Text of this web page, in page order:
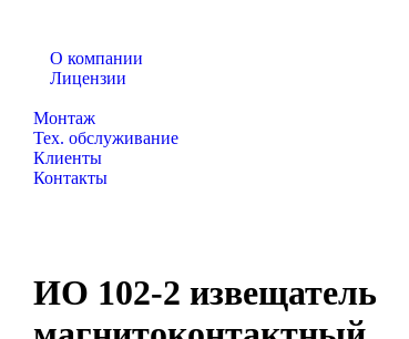
О компании
Лицензии
Монтаж
Тех. обслуживание
Клиенты
Контакты
ИО 102-2 извещатель